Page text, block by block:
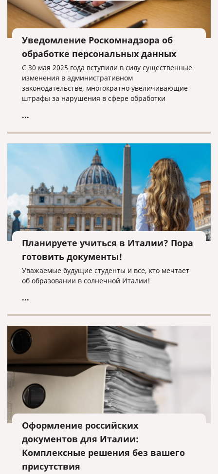
Уведомление Роскомнадзора об
обработке персональных данных
С 30 мая 2025 года вступили в силу существенные
изменения в административном
законодательстве, многократно увеличивающие
штрафы за нарушения в сфере обработки
...
Планируете учиться в Италии? Пора
готовить документы!
Уважаемые будущие студенты и все, кто мечтает
об образовании в солнечной Италии!
...
Оформление российских
документов для Италии:
Комплексные решения без вашего
присутствия